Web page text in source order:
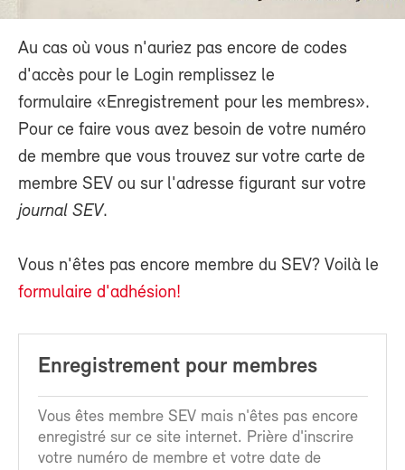
Au cas où vous n'auriez pas encore de codes
d'accès pour le Login remplissez le
formulaire «Enregistrement pour les membres».
Pour ce faire vous avez besoin de votre numéro
de membre que vous trouvez sur votre carte de
membre SEV ou sur l'adresse figurant sur votre
journal SEV.
Vous n'êtes pas encore membre du SEV? Voilà le
formulaire d'adhésion!
Enregistrement pour membres
Vous êtes membre SEV mais n'êtes pas encore
enregistré sur ce site internet. Prière d'inscrire
votre numéro de membre et votre date de